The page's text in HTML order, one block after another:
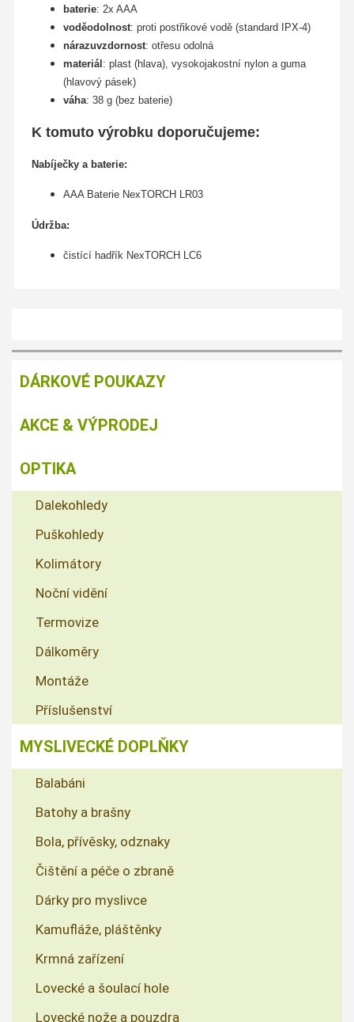
baterie: 2x AAA
voděodolnost: proti postřikové vodě (standard IPX-4)
nárazuvzdornost: otřesu odolná
materiál : plast (hlava), vysokojakostní nylon a guma
(hlavový pásek)
váha: 38 g (bez baterie)
K tomuto výrobku doporučujeme:
Nabíječky a baterie:
AAA Baterie NexTORCH LR03
Údržba:
čistící hadřík NexTORCH LC6
DÁRKOVÉ POUKAZY
AKCE & VÝPRODEJ
OPTIKA
Dalekohledy
Puškohledy
Kolimátory
Noční vidění
Termovize
Dálkoměry
Montáže
Příslušenství
MYSLIVECKÉ DOPLŇKY
Balabáni
Batohy a brašny
Bola, přívěsky, odznaky
Čištění a péče o zbraně
Dárky pro myslivce
Kamufláže, pláštěnky
Krmná zařízení
Lovecké a šoulací hole
Lovecké nože a pouzdra